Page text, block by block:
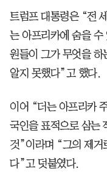
트럼프 대통령은 “전
는 아프리카에 숨을
원들이 그가 무엇을 하
알지 못했다”고 했다.
이어 “더는 아프리카
국인을 표적으로 삼는
것”이라며 “그의 제거
다”고 덧붙였다.